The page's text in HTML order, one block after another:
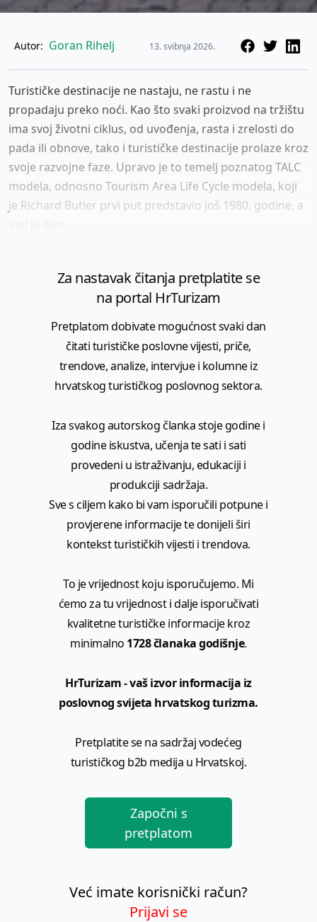
Autor: Goran Rihelj 13. svibnja 2026.
Turističke destinacije ne nastaju, ne rastu i ne
propadaju preko noći. Kao što svaki proizvod na tržištu
ima svoj životni ciklus, od uvođenja, rasta i zrelosti do
pada ili obnove, tako i turističke destinacije prolaze kroz
svoje razvojne faze. Upravo je to temelj poznatog TALC
modela, odnosno Tourism Area Life Cycle modela, koji
je Richard Butler prvi put predstavio još 1980. godine, a
Za nastavak čitanja pretplatite se
na portal HrTurizam
Pretplatom dobivate mogućnost svaki dan
čitati turističke poslovne vijesti, priče,
trendove, analize, intervjue i kolumne iz
hrvatskog turističkog poslovnog sektora.
Iza svakog autorskog članka stoje godine i
godine iskustva, učenja te sati i sati
provedeni u istraživanju, edukaciji i
produkciji sadržaja.
Sve s ciljem kako bi vam isporučili potpune i
provjerene informacije te donijeli širi
kontekst turističkih vijesti i trendova.
To je vrijednost koju isporučujemo. Mi
ćemo za tu vrijednost i dalje isporučivati
kvalitetne turističke informacije kroz
minimalno 1728 članaka godišnje.
HrTurizam - vaš izvor informacija iz
poslovnog svijeta hrvatskog turizma.
Pretplatite se na sadržaj vodećeg
turističkog b2b medija u Hrvatskoj.
Započni s
pretplatom
Već imate korisnički račun?
Prijavi se